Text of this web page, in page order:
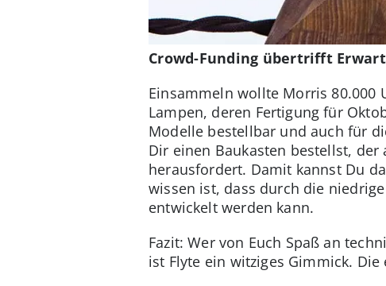
Crowd-Funding übertrifft
Einsammeln wollte Morris 80.000
Lampen, deren Fertigung für
Modelle bestellbar und auch für
Dir einen Baukasten bestellst, der
herausfordert. Damit kannst Du
wissen ist, dass durch die
entwickelt werden kann.
Fazit: Wer von Euch Spaß an
ist Flyte ein witziges Gimmick.